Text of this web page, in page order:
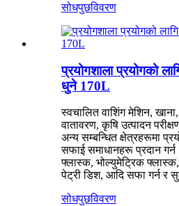
सोधपुछविवरण
प्रयोगशाला प्रयोगको
धुने 170L
स्वचालित वाशिंग मेशिन,
वातावरण, कृषि उत्पादन
अन्य सम्बन्धित क्षेत्रहरूमा
सफाई समाधानहरू प्रदान
फ्लास्क, भोल्युमेट्रिक
पेट्री डिश, आदि सफा गर्न र
सोधपुछविवरण